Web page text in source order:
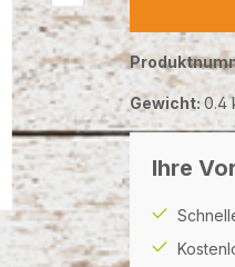
Gewicht: 0.4
Ihre